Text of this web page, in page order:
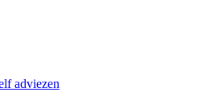
adviezen